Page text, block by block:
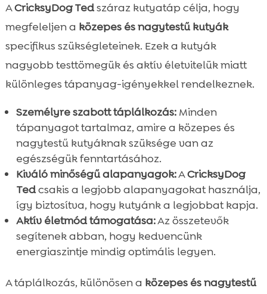
ACricksyDog Tedszáraz kutyatáp célja, hogy
megfeleljen a közepes és nagytestű kutyák
specifikus szükségleteinek. Ezek a kutyák
nagyobb testtömegük és aktív életvitelük miatt
különleges tápanyag-igényekkel rendelkeznek.
Személyre szabott táplálkozás:Minden
tápanyagot tartalmaz, amire a közepes és
nagytestű kutyáknak szüksége van az
egészségük fenntartásához.
Kiváló minőségű alapanyagok:ACricksyDog
Tedcsakis a legjobb alapanyagokat használja,
így biztosítva, hogy kutyánk a legjobbat kapja.
Aktív életmód támogatása:Az összetevők
segítenek abban, hogy kedvencünk
energiaszintje mindig optimális legyen.
A táplálkozás, különösen a közepes és nagytestű